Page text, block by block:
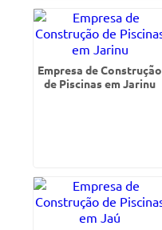
Empresa de Construção
de Piscinas em Jarinu